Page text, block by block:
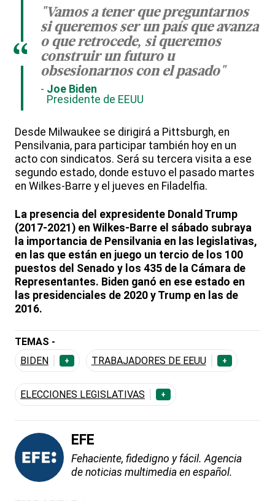
"Vamos a tener que preguntarnos
si queremos ser un país que avanza
o que retrocede, si queremos
construir un futuro u
obsesionarnos con el pasado"
Joe Biden
Presidente de EEUU
“
Desde Milwaukee se dirigirá a Pittsburgh, en
Pensilvania, para participar también hoy en un
acto con sindicatos. Será su tercera visita a ese
segundo estado, donde estuvo el pasado martes
en Wilkes-Barre y el jueves en Filadelfia.
La presencia del expresidente Donald Trump
(2017-2021) en Wilkes-Barre el sábado subraya
la importancia de Pensilvania en las legislativas,
en las que están en juego un tercio de los 100
puestos del Senado y los 435 de la Cámara de
Representantes. Biden ganó en ese estado en
las presidenciales de 2020 y Trump en las de
2016.
TEMAS -
BIDEN
+ TRABAJADORES DE EEUU +
ELECCIONES LEGISLATIVAS +
EFE
Fehaciente, fidedigno y fácil. Agencia
de noticias multimedia en español.